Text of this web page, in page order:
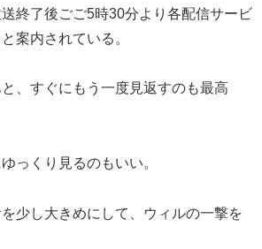
終了後ごご5時30分より各配信サービ
案内されている。
、すぐにもう一度見返すのも最高
っくり見るのもいい。
少し大きめにして、ウィルの一撃を